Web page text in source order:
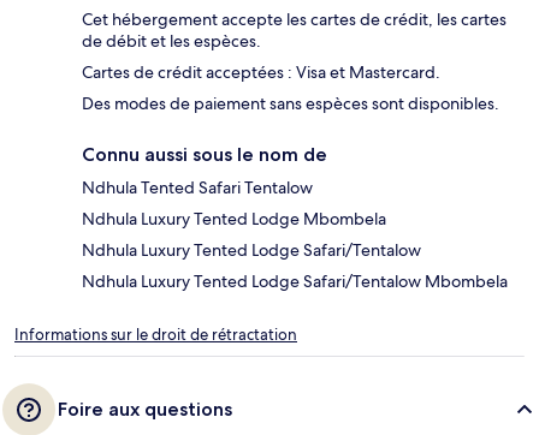
Cet hébergement accepte les cartes de crédit, les cartes
de débit et les espèces.
Cartes de crédit acceptées : Visa et Mastercard.
Des modes de paiement sans espèces sont disponibles.
Connu aussi sous le nom de
Ndhula Tented Safari Tentalow
Ndhula Luxury Tented Lodge Mbombela
Ndhula Luxury Tented Lodge Safari/Tentalow
Ndhula Luxury Tented Lodge Safari/Tentalow Mbombela
Informations sur le droit de rétractation
Foire aux questions